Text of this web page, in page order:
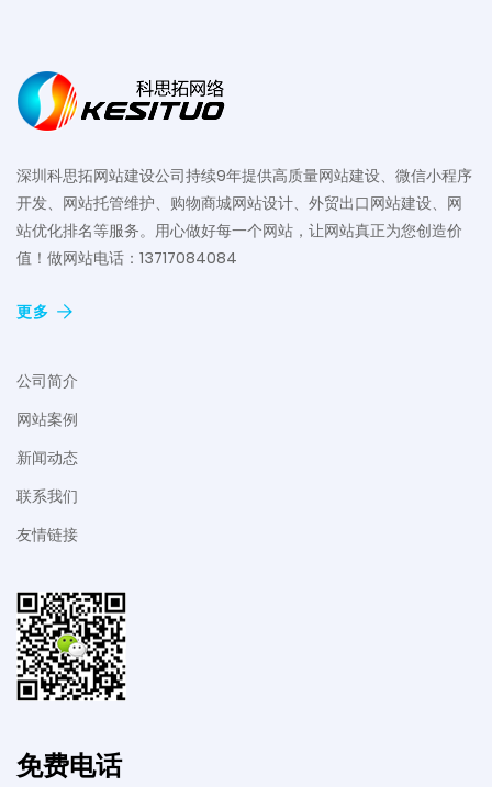
深圳科思拓网站建设公司持续9年提供高质量网站建设、微信小程序
开发、网站托管维护、购物商城网站设计、外贸出口网站建设、网
站优化排名等服务。用心做好每一个网站，让网站真正为您创造价
值！做网站电话：13717084084
更多
公司简介
网站案例
新闻动态
联系我们
友情链接
免费电话